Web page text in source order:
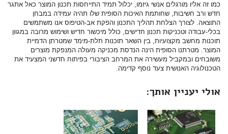
כמו זה אליו מורגלים אנשי גיזמו, יכלול תמיד התייחסות תכנון המוצר כאל אתגר
חדש ורב חשיבות, שחותמת האיכות הסופית שלו תהיה עמידה במבחן
התוצאה. לצורך הצלחת תהליך התכנון והפקת אב-הטיפוס אנו משתמשים
בכלי-עבודה וטכניקות תכנון חדישים, כולל מיכשור חדיש ושימוש מרובה במגוון
תוכנות מחשב מקצועיות, בין השאר תוכנות תלת-מימד שמטרתן הדמיית
המוצר. מטרתנו הסופית הינה הנדסת מכניקה מעולה המנפקת מוצרים
משובחים ובמקביל מעשירה את המרחב הציבורי בפיתוח חדשני המצעיד את
הטכנולוגיה האנושית צעד נוסף קדימה.
אולי יעניין אותך: